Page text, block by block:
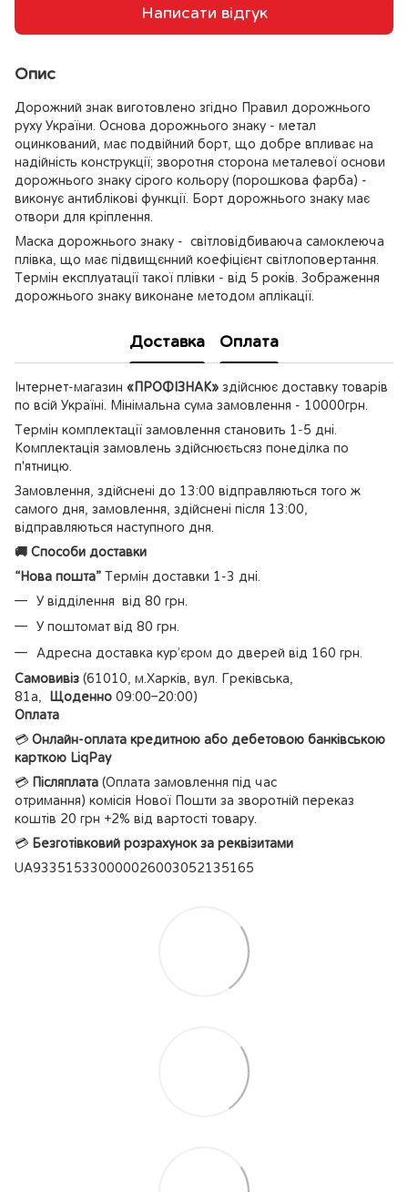
Написати відгук
Опис
Дорожний знак виготовлено згідно Правил дорожнього
руху України. Основа дорожнього знаку - метал
оцинкований, має подвійний борт, що добре впливає на
надійність конструкції; зворотня сторона металевої основи
дорожнього знаку сірого кольору (порошкова фарба) -
виконує антиблікові функції. Борт дорожнього знаку має
отвори для кріплення.
Маска дорожнього знаку - світловідбиваюча самоклеюча
плівка, що має підвищєнний коефіцієнт світлоповертання.
Термін експлуатації такої плівки - від 5 років. Зображення
дорожнього знаку виконане методом аплікації.
Доставка Оплата
Інтернет-магазин «ПРОФІЗНАК» здійснює доставку товарів
по всій Україні. Мінімальна сума замовлення - 10000грн.
Термін комплектації замовлення становить 1-5 дні.
Комплектація замовлень здійснюєтьсяз понеділка по
п'ятницю.
Замовлення, здійснені до 13:00 відправляються того ж
самого дня, замовлення, здійснені після 13:00,
відправляються наступного дня.
🚚 Способи доставки
“Нова пошта” Термін доставки 1-3 дні.
У відділення від 80 грн.
У поштомат від 80 грн.
Адресна доставка кур’єром до дверей від 160 грн.
Самовивіз (61010, м.Харків, вул. Греківська,
81а,
Щоденно 09:00–20:00)
Оплата
💳 Онлайн-оплата кредитною або дебетовою банківською
карткою LiqPay
💳 Післяплата (Оплата замовлення під час
отримання) комісія Нової Пошти за зворотній переказ
коштів 20 грн +2% від вартості товару.
💳 Безготівковий розрахунок за реквізитами
UA933515330000026003052135165